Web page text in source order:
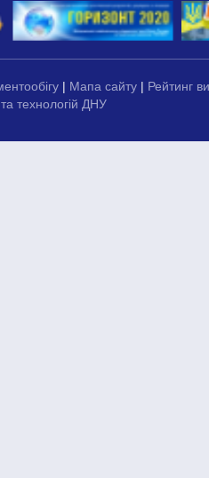
| Мапа сайту | Рейтинг
технологій ДНУ